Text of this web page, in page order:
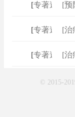
专著速查 ]
[预
专著速查 ]
[治
专著速查 ]
[治
© 2015-